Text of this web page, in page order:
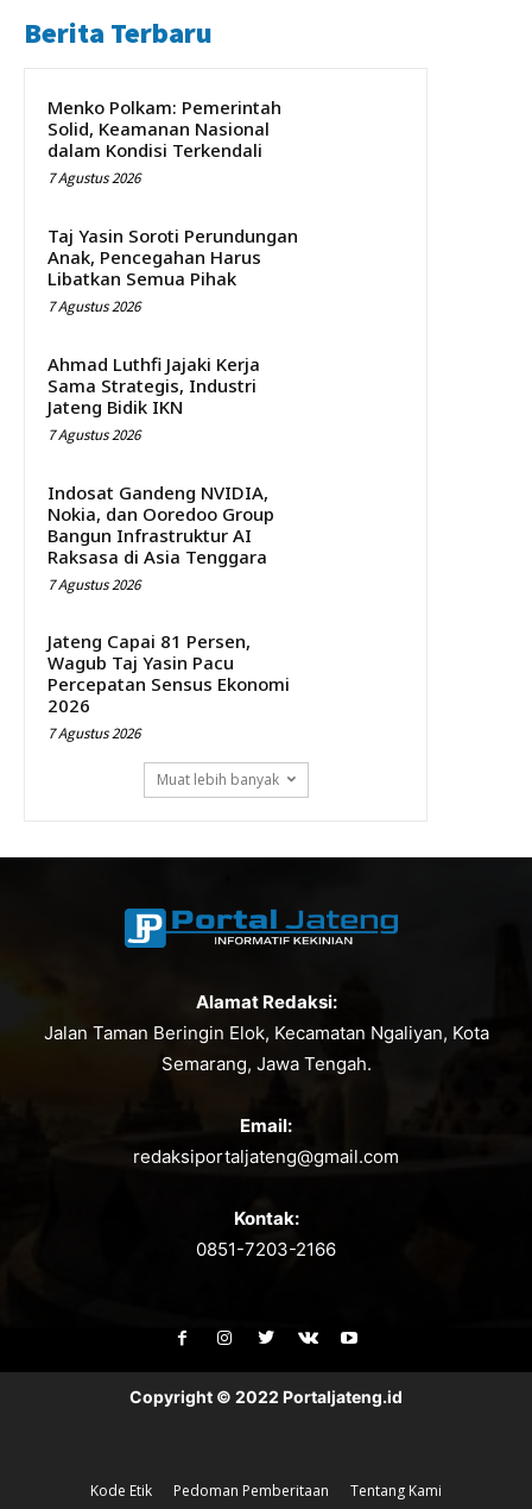
Berita Terbaru
Menko Polkam: Pemerintah
Solid, Keamanan Nasional
dalam Kondisi Terkendali
7 Agustus 2026
Taj Yasin Soroti Perundungan
Anak, Pencegahan Harus
Libatkan Semua Pihak
7 Agustus 2026
Ahmad Luthfi Jajaki Kerja
Sama Strategis, Industri
Jateng Bidik IKN
7 Agustus 2026
Indosat Gandeng NVIDIA,
Nokia, dan Ooredoo Group
Bangun Infrastruktur AI
Raksasa di Asia Tenggara
7 Agustus 2026
Jateng Capai 81 Persen,
Wagub Taj Yasin Pacu
Percepatan Sensus Ekonomi
2026
7 Agustus 2026
Muat lebih banyak
Alamat Redaksi:
Jalan Taman Beringin Elok, Kecamatan Ngaliyan, Kota
Semarang, Jawa Tengah.
Email:
redaksiportaljateng@gmail.com
Kontak:
0851-7203-2166
Copyright © 2022 Portaljateng.id
Kode Etik Pedoman Pemberitaan Tentang Kami